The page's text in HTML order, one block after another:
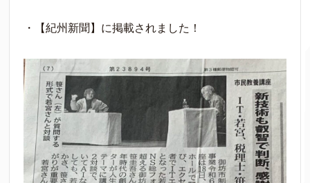
・【紀州新聞】に掲載されました！